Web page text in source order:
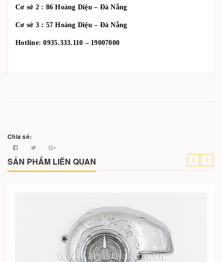
Cơ sở 2 : 86 Hoàng Diệu – Đà Nẵng
Cơ sở 3 : 57 Hoàng Diệu – Đà Nẵng
Hotline: 0935.333.110 – 19007000
Chia sẻ:
SẢN PHẨM LIÊN QUAN